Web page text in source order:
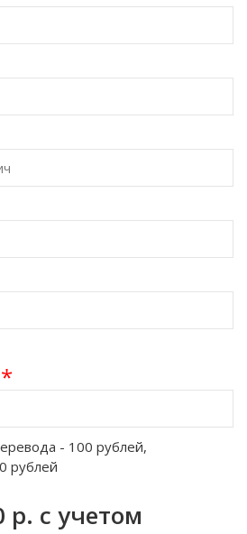
*
- 100 рублей,
рублей
р. с учетом